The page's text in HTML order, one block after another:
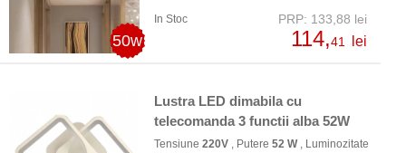
50w
In Stoc PRP: 133,88 lei
114,41 lei
Lustra LED dimabila cu
telecomanda 3 functii alba 52W
Tensiune 220V , Putere 52 W, Luminozitate